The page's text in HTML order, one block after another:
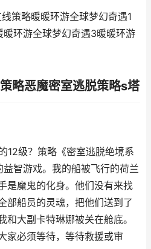
策略暖暖环游全球梦幻奇遇1
环游全球梦幻奇遇3暖暖环游
略恶魔密室逃脱策略s塔
12级？策略《密室逃脱绝境系
智游戏。我的船被飞行的荷兰
是魔鬼的化身。他们没有来找
部船员的灵魂，把他们送到了
和大副卡特琳娜被关在舱底。
家必须等待，等待救援或审